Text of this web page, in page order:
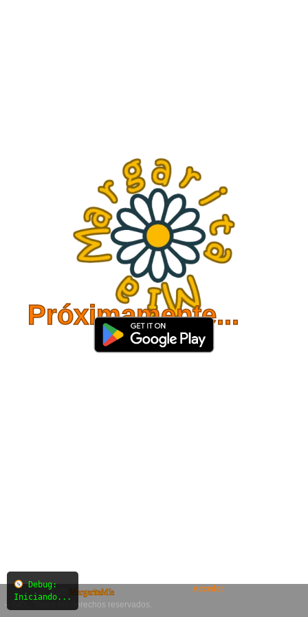
Próximamente...
© 2025
MargaritaMía
– SiO₂. Todos los derechos reservados.
Acceder
Debug:
Iniciando...